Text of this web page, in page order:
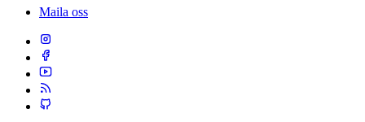
Maila oss